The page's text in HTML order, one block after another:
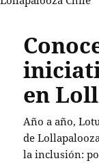
en
Año a año,
de
la inclusión: